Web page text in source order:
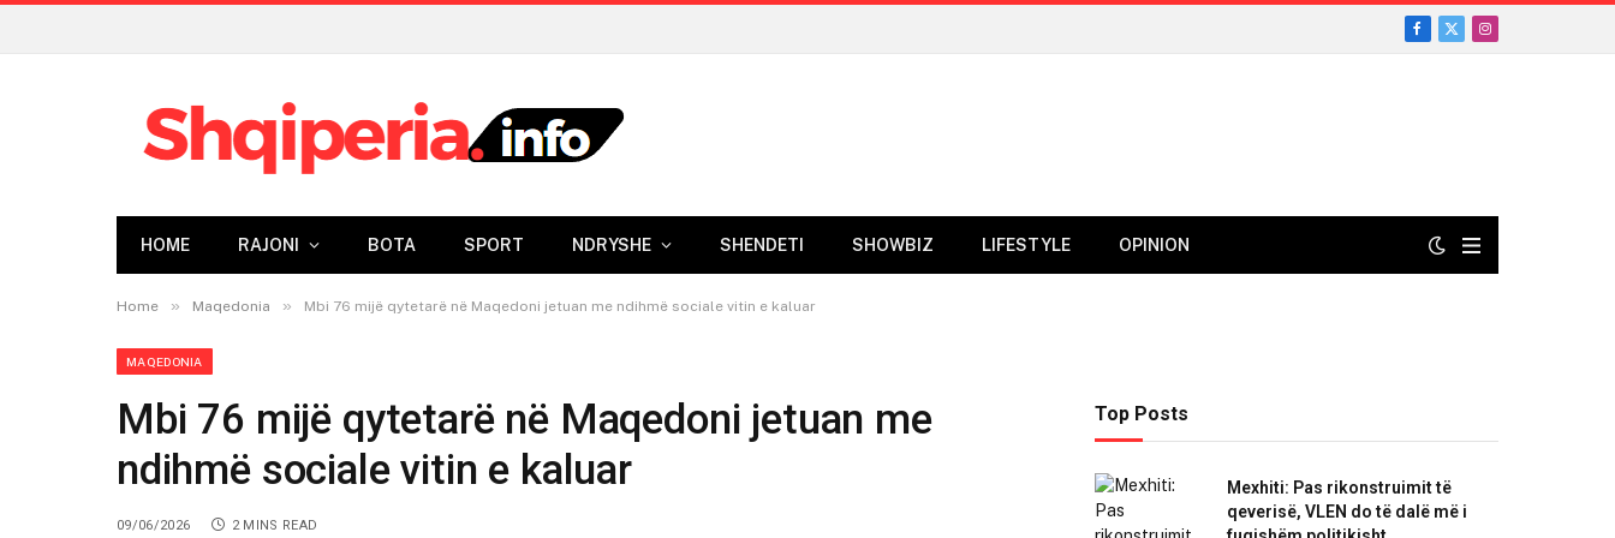
Facebook
X
Instagram
HOME RAJONI BOTA SPORT NDRYSHE SHENDETI SHOWBIZ LIFESTYLE OPINION
Home » Maqedonia » Mbi 76 mijë qytetarë në Maqedoni jetuan me ndihmë sociale vitin e kaluar
MAQEDONIA
Mbi 76 mijë qytetarë në Maqedoni jetuan me
ndihmë sociale vitin e kaluar
09/06/2026 2 MINS READ
Top Posts
Mexhiti: Pas rikonstruimit të
qeverisë, VLEN do të dalë më i